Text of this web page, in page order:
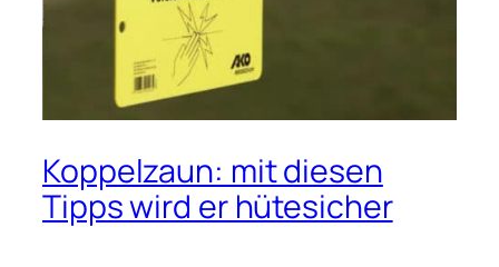
Koppelzaun: mit diesen
Tipps wird er hütesicher